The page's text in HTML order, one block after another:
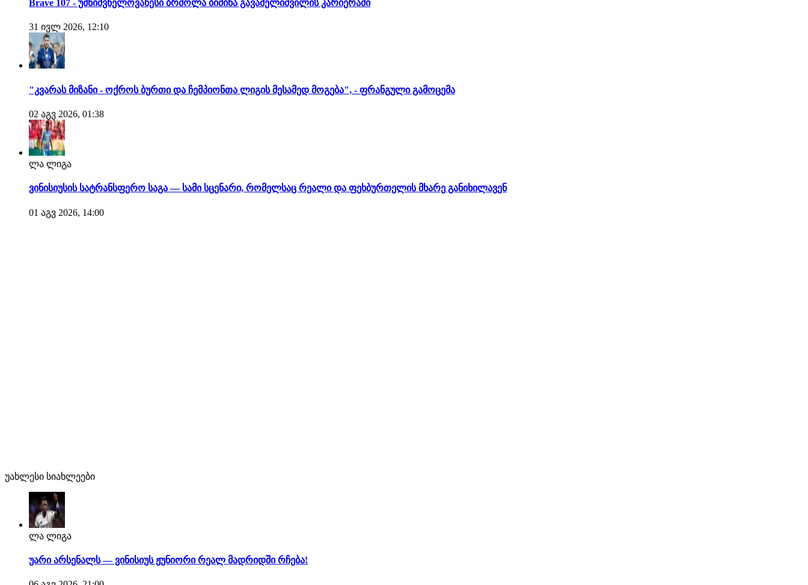
Brave 107 - უმნიშვნელოვანესი ბრძოლა ბიძინა გავაშელიშვილის კარიერაში
31 ივლ 2026, 12:10
"კვარას მიზანი - ოქროს ბურთი და ჩემპიონთა ლიგის მესამედ მოგება", - ფრანგული გამოცემა
02 აგვ 2026, 01:38
ლა ლიგა
ვინისიუსის სატრანსფერო საგა — სამი სცენარი, რომელსაც რეალი და ფეხბურთელის მხარე განიხილავენ
01 აგვ 2026, 14:00
უახლესი სიახლეები
ლა ლიგა
უარი არსენალს — ვინისიუს ჟუნიორი რეალ მადრიდში რჩება!